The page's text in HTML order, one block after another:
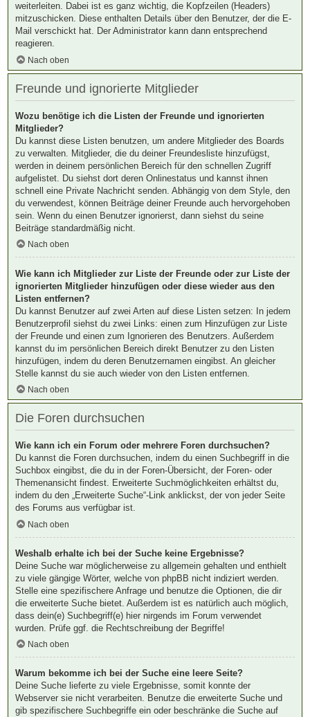
weiterleiten. Dabei ist es ganz wichtig, die Kopfzeilen (Headers)
mitzuschicken. Diese enthalten Details über den Benutzer, der die E-
Mail verschickt hat. Der Administrator kann dann entsprechend
reagieren.
Nach oben
Freunde und ignorierte Mitglieder
Wozu benötige ich die Listen der Freunde und ignorierten
Mitglieder?
Du kannst diese Listen benutzen, um andere Mitglieder des Boards
zu verwalten. Mitglieder, die du deiner Freundesliste hinzufügst,
werden in deinem persönlichen Bereich für den schnellen Zugriff
aufgelistet. Du siehst dort deren Onlinestatus und kannst ihnen
schnell eine Private Nachricht senden. Abhängig von dem Style, den
du verwendest, können Beiträge deiner Freunde auch hervorgehoben
sein. Wenn du einen Benutzer ignorierst, dann siehst du seine
Beiträge standardmäßig nicht.
Nach oben
Wie kann ich Mitglieder zur Liste der Freunde oder zur Liste der
ignorierten Mitglieder hinzufügen oder diese wieder aus den
Listen entfernen?
Du kannst Benutzer auf zwei Arten auf diese Listen setzen: In jedem
Benutzerprofil siehst du zwei Links: einen zum Hinzufügen zur Liste
der Freunde und einen zum Ignorieren des Benutzers. Außerdem
kannst du im persönlichen Bereich direkt Benutzer zu den Listen
hinzufügen, indem du deren Benutzernamen eingibst. An gleicher
Stelle kannst du sie auch wieder von den Listen entfernen.
Nach oben
Die Foren durchsuchen
Wie kann ich ein Forum oder mehrere Foren durchsuchen?
Du kannst die Foren durchsuchen, indem du einen Suchbegriff in die
Suchbox eingibst, die du in der Foren-Übersicht, der Foren- oder
Themenansicht findest. Erweiterte Suchmöglichkeiten erhältst du,
indem du den „Erweiterte Suche“-Link anklickst, der von jeder Seite
des Forums aus verfügbar ist.
Nach oben
Weshalb erhalte ich bei der Suche keine Ergebnisse?
Deine Suche war möglicherweise zu allgemein gehalten und enthielt
zu viele gängige Wörter, welche von phpBB nicht indiziert werden.
Stelle eine spezifischere Anfrage und benutze die Optionen, die dir
die erweiterte Suche bietet. Außerdem ist es natürlich auch möglich,
dass dein(e) Suchbegriff(e) hier nirgends im Forum verwendet
wurden. Prüfe ggf. die Rechtschreibung der Begriffe!
Nach oben
Warum bekomme ich bei der Suche eine leere Seite?
Deine Suche lieferte zu viele Ergebnisse, somit konnte der
Webserver sie nicht verarbeiten. Benutze die erweiterte Suche und
gib spezifischere Suchbegriffe ein oder beschränke die Suche auf